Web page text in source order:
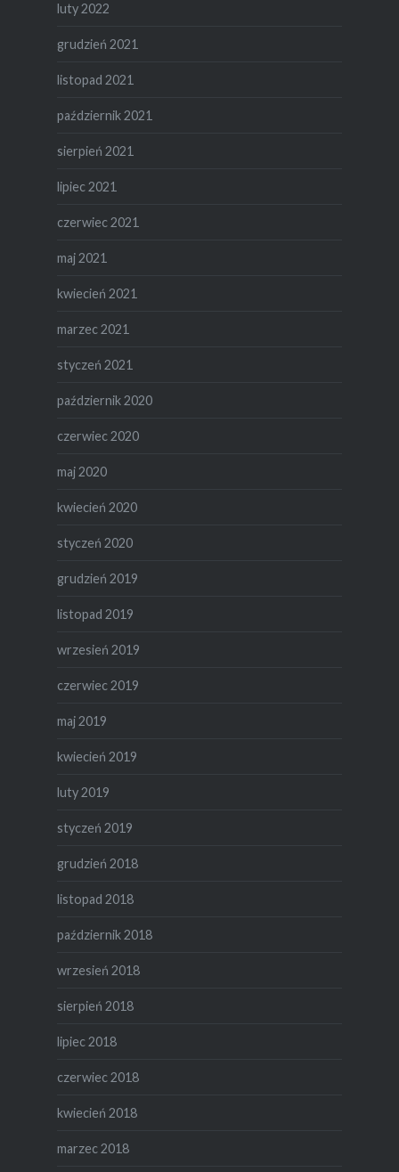
luty 2022
grudzień 2021
listopad 2021
październik 2021
sierpień 2021
lipiec 2021
czerwiec 2021
maj 2021
kwiecień 2021
marzec 2021
styczeń 2021
październik 2020
czerwiec 2020
maj 2020
kwiecień 2020
styczeń 2020
grudzień 2019
listopad 2019
wrzesień 2019
czerwiec 2019
maj 2019
kwiecień 2019
luty 2019
styczeń 2019
grudzień 2018
listopad 2018
październik 2018
wrzesień 2018
sierpień 2018
lipiec 2018
czerwiec 2018
kwiecień 2018
marzec 2018